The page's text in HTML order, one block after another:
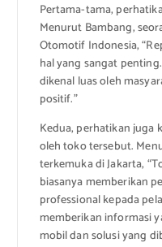
Pertama-tama,
Menurut Bambang,
Otomotif Indonesia,
hal yang sangat
dikenal luas oleh
positif.”
Kedua, perhatikan juga
oleh toko tersebut.
terkemuka di Jakarta,
biasanya memberikan
professional kepada
memberikan informasi
mobil dan solusi yang